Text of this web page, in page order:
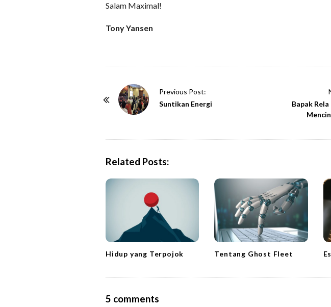
Salam Maximal!
Tony Yansen
Previous Post:
Suntikan Energi
Bapak Rela
Related Posts:
Hidup yang Terpojok Tentang Ghost Fleet
5 comments